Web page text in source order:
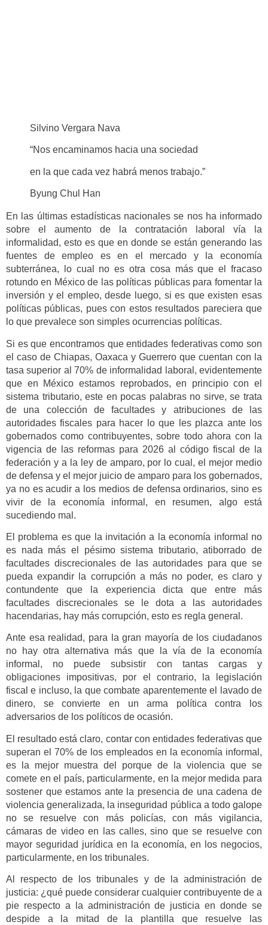
Silvino Vergara Nava
“Nos encaminamos hacia una sociedad
en la que cada vez habrá menos trabajo.”
Byung Chul Han
En las últimas estadísticas nacionales se nos ha informado
sobre el aumento de la contratación laboral vía la
informalidad, esto es que en donde se están generando las
fuentes de empleo es en el mercado y la economía
subterránea, lo cual no es otra cosa más que el fracaso
rotundo en México de las políticas públicas para fomentar la
inversión y el empleo, desde luego, si es que existen esas
políticas públicas, pues con estos resultados pareciera que
lo que prevalece son simples ocurrencias políticas.
Si es que encontramos que entidades federativas como son
el caso de Chiapas, Oaxaca y Guerrero que cuentan con la
tasa superior al 70% de informalidad laboral, evidentemente
que en México estamos reprobados, en principio con el
sistema tributario, este en pocas palabras no sirve, se trata
de una colección de facultades y atribuciones de las
autoridades fiscales para hacer lo que les plazca ante los
gobernados como contribuyentes, sobre todo ahora con la
vigencia de las reformas para 2026 al código fiscal de la
federación y a la ley de amparo, por lo cual, el mejor medio
de defensa y el mejor juicio de amparo para los gobernados,
ya no es acudir a los medios de defensa ordinarios, sino es
vivir de la economía informal, en resumen, algo está
sucediendo mal.
El problema es que la invitación a la economía informal no
es nada más el pésimo sistema tributario, atiborrado de
facultades discrecionales de las autoridades para que se
pueda expandir la corrupción a más no poder, es claro y
contundente que la experiencia dicta que entre más
facultades discrecionales se le dota a las autoridades
hacendarias, hay más corrupción, esto es regla general.
Ante esa realidad, para la gran mayoría de los ciudadanos
no hay otra alternativa más que la vía de la economía
informal, no puede subsistir con tantas cargas y
obligaciones impositivas, por el contrario, la legislación
fiscal e incluso, la que combate aparentemente el lavado de
dinero, se convierte en un arma política contra los
adversarios de los políticos de ocasión.
El resultado está claro, contar con entidades federativas que
superan el 70% de los empleados en la economía informal,
es la mejor muestra del porque de la violencia que se
comete en el país, particularmente, en la mejor medida para
sostener que estamos ante la presencia de una cadena de
violencia generalizada, la inseguridad pública a todo galope
no se resuelve con más policías, con más vigilancia,
cámaras de video en las calles, sino que se resuelve con
mayor seguridad jurídica en la economía, en los negocios,
particularmente, en los tribunales.
Al respecto de los tribunales y de la administración de
justicia: ¿qué puede considerar cualquier contribuyente de a
pie respecto a la administración de justicia en donde se
despide a la mitad de la plantilla que resuelve las